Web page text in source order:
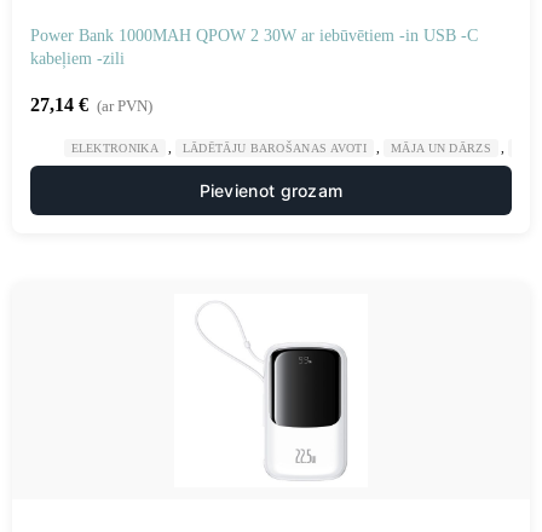
Power Bank 1000MAH QPOW 2 30W ar iebūvētiem -in USB -C
kabeļiem -zili
27,14 € (ar PVN)
ELEKTRONIKA LĀDĒTĀJU BAROŠANAS AVOTI MĀJA UN DĀRZS
Pievienot grozam